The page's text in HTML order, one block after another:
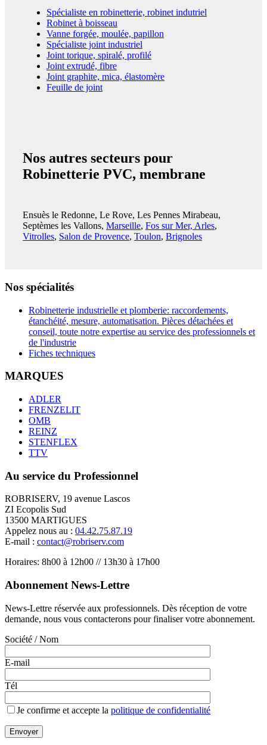
Spécialiste en robinetterie, robinet indutriel
Robinet à boisseau
Vanne forgée, moulée, papillon
Spécialiste joint industriel
Joint torique, spiralé, profilé
Joint extrudé, fibre
Joint graphite, mica, élastomère
Feuille de joint
Nos autres secteurs pour
Robinetterie PVC, membrane
Ensuès le Redonne, Le Rove, Les Pennes Mirabeau,
Septèmes les Vallons, Marseille, Fos sur Mer, Arles,
Vitrolles, Salon de Provence, Toulon, Brignoles
Nos spécialités
Robinetterie industrielle et plomberie: raccordements,
étanchéité, mesure, automatisation. Pièces détachées et
conseil, toute notre expertise au service des professionnels et
de l'industrie
Fiches techniques
MARQUES
ADLER
FRENZELIT
OMB
REINZ
STENFLEX
TTV
Au service du Professionnel
ROBRISERV, 19 avenue Lascos
ZI Ecopolis Sud
13500 MARTIGUES
Appelez nous au : 04.42.75.87.19
E-mail : contact@robriserv.com
Horaires: 8h00 à 12h00 // 13h30 à 17h00
Abonnement News-Lettre
News-Lettre réservée aux professionnels. Dès réception de votre
demande, nous vous contacterons pour finaliser votre abonnement.
Société / Nom
E-mail
Tél
Je confirme et accepte la politique de confidentialité